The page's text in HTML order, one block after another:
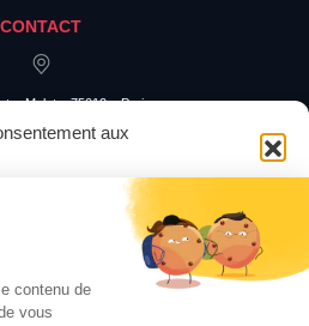
aux
nous utilisons des technologies
et/ou accéder aux informations des
technologies nous permettra de traiter
de navigation ou les ID uniques
ou de retirer son consentement peut
caractéristiques et fonctions.
CONTACT
Malot – 75012 – Paris